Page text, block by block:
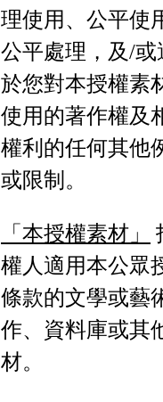
理使用、公平使
公平處理，及/或
於您對本授權素
使用的著作權及
權利的任何其他
或限制。
「本授權素材」
權人適用本公眾
條款的文學或藝
作、資料庫或其
材。